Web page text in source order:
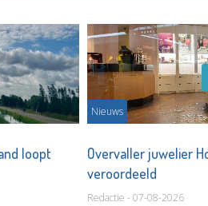
loopt
Nieuws
Overvaller juwelier
veroordeeld
Redactie - 07-08-2026